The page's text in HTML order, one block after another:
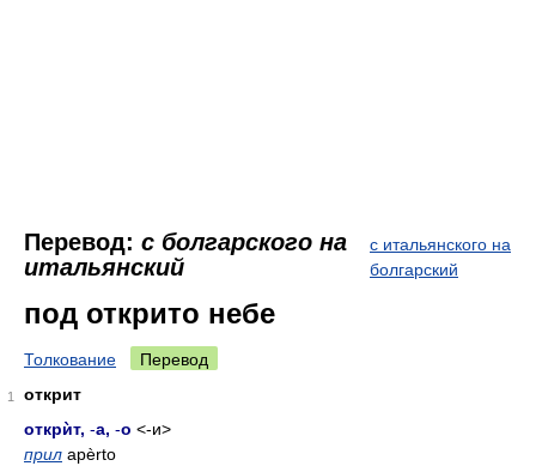
Перевод: с болгарского на
итальянский
с итальянского на
болгарский
под открито небе
Толкование Перевод
1
открит
открѝт, -а, -о <-и>
прил apèrto